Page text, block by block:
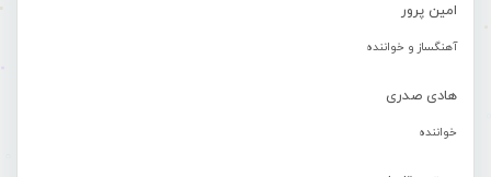
امین پرور
آهنگساز و خواننده
هادی صدری
خواننده